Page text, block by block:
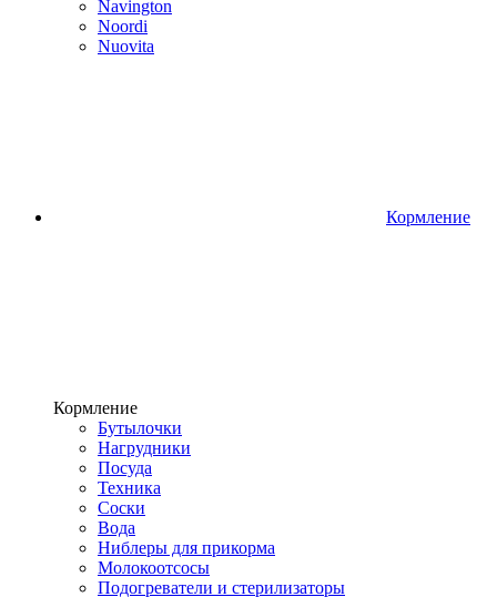
Navington
Noordi
Nuovita
Кормление
Кормление
Бутылочки
Нагрудники
Посуда
Техника
Соски
Вода
Ниблеры для прикорма
Молокоотсосы
Подогреватели и стерилизаторы